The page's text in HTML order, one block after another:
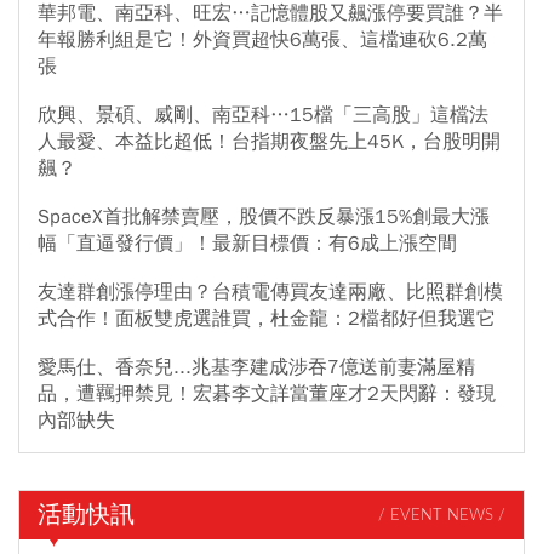
華邦電、南亞科、旺宏…記憶體股又飆漲停要買誰？半
年報勝利組是它！外資買超快6萬張、這檔連砍6.2萬
張
欣興、景碩、威剛、南亞科…15檔「三高股」這檔法
人最愛、本益比超低！台指期夜盤先上45K，台股明開
飆？
SpaceX首批解禁賣壓，股價不跌反暴漲15%創最大漲
幅「直逼發行價」！最新目標價：有6成上漲空間
友達群創漲停理由？台積電傳買友達兩廠、比照群創模
式合作！面板雙虎選誰買，杜金龍：2檔都好但我選它
愛馬仕、香奈兒...兆基李建成涉吞7億送前妻滿屋精
品，遭羈押禁見！宏碁李文詳當董座才2天閃辭：發現
內部缺失
活動快訊 / EVENT NEWS /